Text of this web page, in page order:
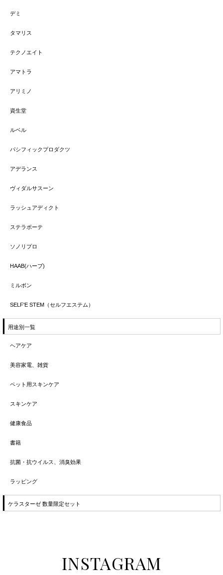
デミ
タマリス
テクノエイト
アマトラ
アリミノ
資生堂
ルベル
パシフィックプロダクツ
アデランス
ヴィダルサスーン
ラッシュアディクト
ステラボーテ
ソノリプロ
HAAB(ハーブ)
ミルボン
SELF'E STEM（セルフエステム）
用途別一覧
ヘアケア
美容家電、雑貨
ペット用スキンケア
スキンケア
健康食品
書籍
抗菌・抗ウイルス、消臭効果
ラッピング
ケラスターゼ 数量限定セット
INSTAGRAM